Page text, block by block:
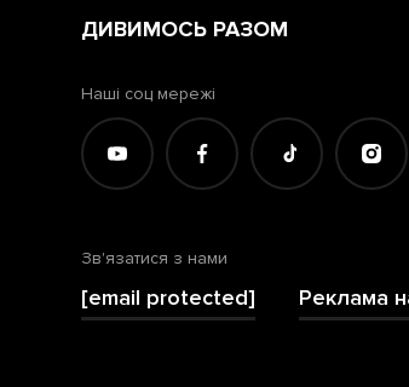
ДИВИМОСЬ РАЗОМ
Наші соц мережі
Зв'язатися з нами
[email protected] Реклама